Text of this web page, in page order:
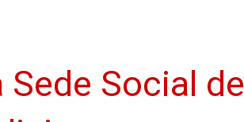
Social de